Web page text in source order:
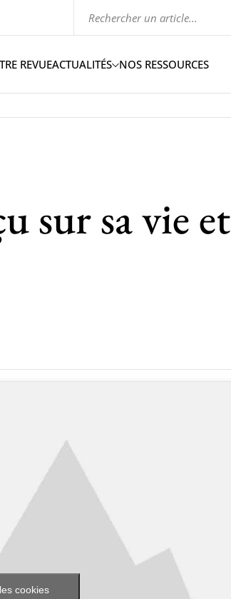
REVUEACTUALITÉS NOS RESSOURCES
sur sa vie et
cookies